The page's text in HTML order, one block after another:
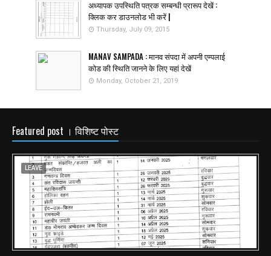
अध्यापक उपस्थिति पत्रक सम्बन्धी प्रारूप देखें :
क्लिक कर डाउनलोड भी करें |
Thursday, July 09, 2015
MANAV SAMPADA : मानव संपदा में अपनी एम्पलाई
कोड की स्थिति जानने के लिए यहां देखें
Monday, October 21, 2019
Featured post । विशिष्ट पोस्ट
LEAVE